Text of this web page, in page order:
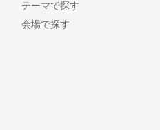
テーマで探す
会場で探す